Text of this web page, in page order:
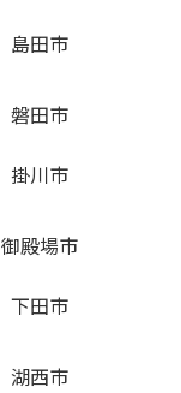
島田市
磐田市
掛川市
御殿場市
下田市
湖西市